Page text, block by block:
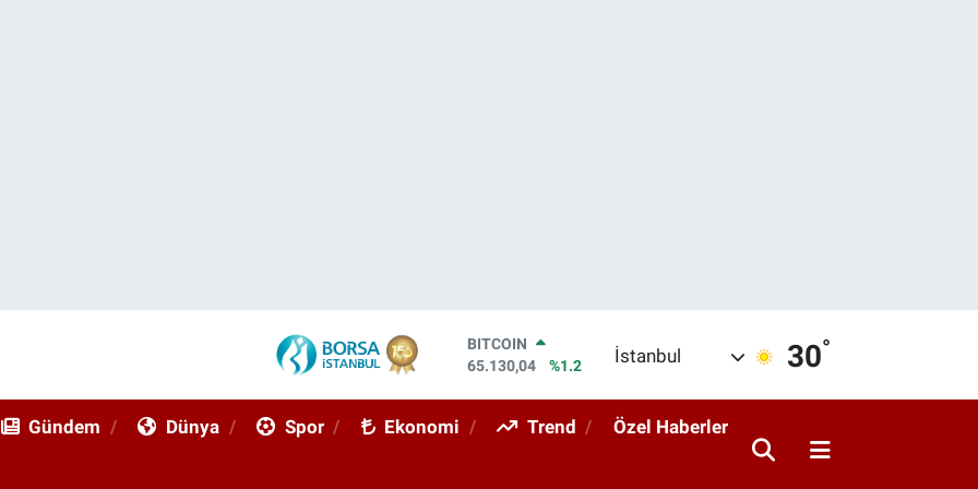
DOLAR
47,7106
%0.17
STERLİN
İstanbul 30°
Gündem Dünya Spor Ekonomi Trend Özel Haberler